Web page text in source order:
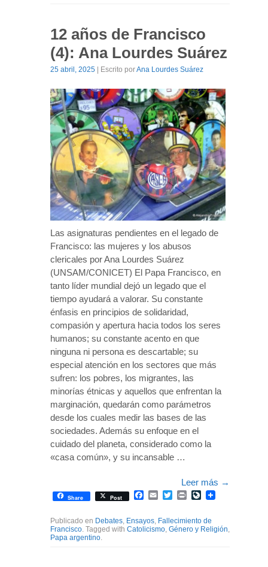
12 años de Francisco
(4): Ana Lourdes Suárez
25 abril, 2025 | Escrito porAna Lourdes Suárez
Las asignaturas pendientes en el legado de
Francisco: las mujeres y los abusos
clericales por Ana Lourdes Suárez
(UNSAM/CONICET) El Papa Francisco, en
tanto líder mundial dejó un legado que el
tiempo ayudará a valorar. Su constante
énfasis en principios de solidaridad,
compasión y apertura hacia todos los seres
humanos; su constante acento en que
ninguna ni persona es descartable; su
especial atención en los sectores que más
sufren: los pobres, los migrantes, las
minorías étnicas y aquellos que enfrentan la
marginación, quedarán como parámetros
desde los cuales medir las bases de las
sociedades. Además su enfoque en el
cuidado del planeta, considerado como la
«casa común», y su incansable …
Leer más →
Share Post Facebook
EmailTwitterPrintLiveJournal
Publicado en Debates, Ensayos, Fallecimiento de
Francisco. Tagged with Catolicismo, Género y Religión,
Papa argentino.